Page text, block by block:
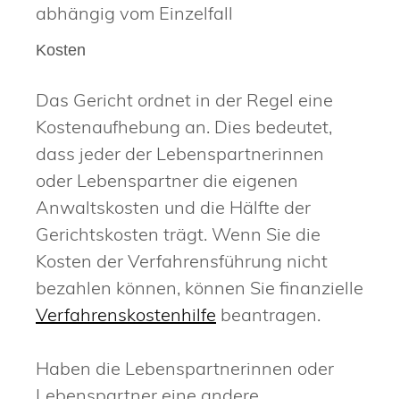
abhängig vom Einzelfall
Kosten
Das Gericht ordnet in der Regel eine
Kostenaufhebung an. Dies bedeutet,
dass jeder der Lebenspartnerinnen
oder Lebenspartner die eigenen
Anwaltskosten und die Hälfte der
Gerichtskosten trägt. Wenn Sie die
Kosten der Verfahrensführung nicht
bezahlen können, können Sie finanzielle
Verfahrenskostenhilfe beantragen.
Haben die Lebenspartnerinnen oder